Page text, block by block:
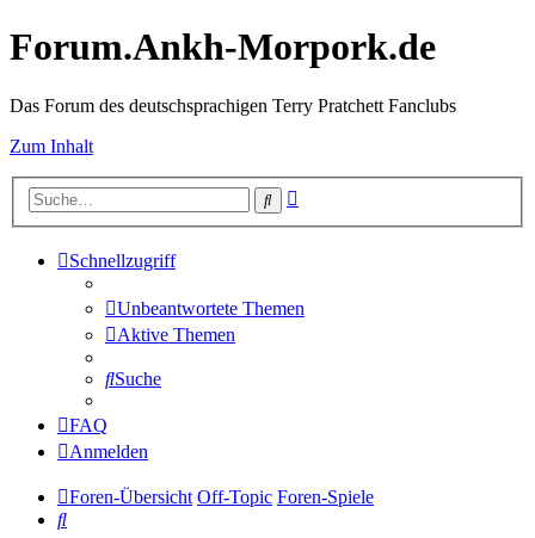
Forum.Ankh-Morpork.de
Das Forum des deutschsprachigen Terry Pratchett Fanclubs
Zum Inhalt
Suche
Schnellzugriff
Unbeantwortete Themen
Aktive Themen
Suche
FAQ
Anmelden
Foren-Übersicht Off-Topic Foren-Spiele
Suche